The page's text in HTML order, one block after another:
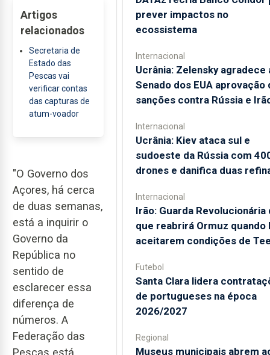
Artigos
relacionados
Secretaria de
Estado das
Pescas vai
verificar contas
das capturas de
atum-voador
"O Governo dos
Açores, há cerca
de duas semanas,
está a inquirir o
Governo da
República no
sentido de
esclarecer essa
diferença de
números. A
Federação das
Pescas está
prever impactos no
ecossistema
Internacional
Ucrânia: Zelensky agradece
Senado dos EUA aprovação
sanções contra Rússia e
Internacional
Ucrânia: Kiev ataca sul e
sudoeste da Rússia com
drones e danifica duas
Internacional
Irão: Guarda Revolucionária
que reabrirá Ormuz quando
aceitarem condições de
Futebol
Santa Clara lidera
de portugueses na época
2026/2027
Regional
Museus municipais abrem